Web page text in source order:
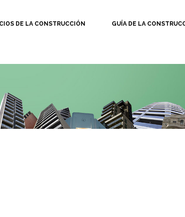
DE LA CONSTRUCCIÓN GUÍA DE LA